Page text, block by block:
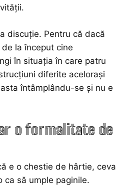
discuție. Pentru că dacă
la început cine
în situația în care patru
diferite acelorași
întâmplându-se și nu e
o formalitate de
e o chestie de hârtie, ceva
ca să umple paginile.